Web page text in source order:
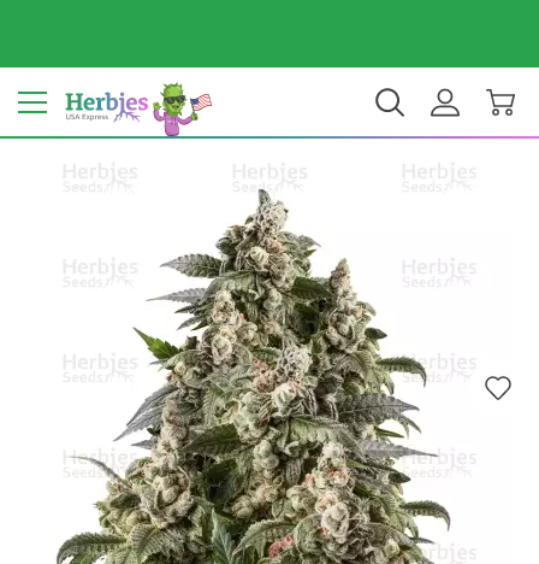
Dein Land: Vereinigte Staaten $ USD DE